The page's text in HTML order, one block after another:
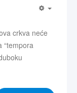
crkva neće
“tempora